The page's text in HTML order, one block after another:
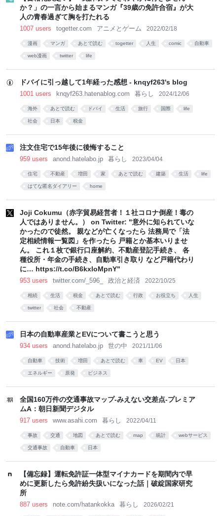
か？」の一言から始まるマンガ『39歳の免許合宿』が大
人の青春過ぎて胸を打たれる
1007 users togetter.com アニメとゲーム 2022/02/18
漫画 マンガ あとで読む togetter 人生 comic 自動車
web漫画 twitter life
ドバイに引っ越して1年経った感想 - knqyf263's blog
1001 users knqyf263.hatenablog.com 暮らし 2024/12/06
海外 あとで読む ドバイ 生活 旅行 国際 life
社会 日本 税金
注文住宅で15年後に後悔すること
959 users anond.hatelabo.jp 暮らし 2023/04/04
住宅 不動産 増田 家 あとで読む 建築 生活 life
はてな匿名ダイアリー home
Joji Cokumu（赤字貿易経営者！１社コロナ倒産！毒の
人ではありません。） on Twitter: "意外に知られていな
かったので徒然。 親などが亡くなったら 法務局で「法
定相続情報一覧図」を作ったら 戸籍とか基本いりませ
ん。 これ１枚で銀行口座解約、不動産登記手続き、 各
種役所・年金の手続き、自動車引き取り など戸籍代わり
に… https://t.co/B6kxloMpnY"
953 users twitter.com/_596_ 政治と経済 2022/10/25
相続 生活 税金 あとで読む 行政 お役立ち 人生
twitter 社会 不動産
日本の自動車産業とEVについて書こうと思う
934 users anond.hatelabo.jp 世の中 2021/11/06
自動車 技術 増田 あとで読む 車 EV 日本
エネルギー 原発 ビジネス
全国160万件の交通事故マップ-みえない交差点-プレミア
ムA：朝日新聞デジタル
917 users www.asahi.com 暮らし 2022/04/11
事故 交通 地図 あとで読む map 統計 webサービス
交通事故 自動車 日本
【備忘録】運転免許証一体型マイナカードを期間内で早
めに更新したら免許紛失扱いになった話｜破綻国家研究
所
887 users note.com/hatankokka 暮らし 2026/02/21